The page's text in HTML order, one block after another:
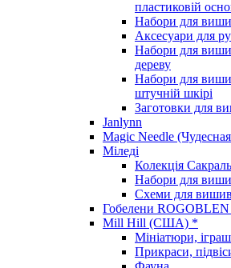
пластиковій
Набори для
Аксесуари для
Набори для
дереву
Набори для
штучній шкірі
Заготовки для
Janlynn
Magic Needle
Міледі
Колекція
Набори для
Схеми для
Гобелени ROGOBLEN
Mill Hill (США) *
Мініатюри,
Прикраси,